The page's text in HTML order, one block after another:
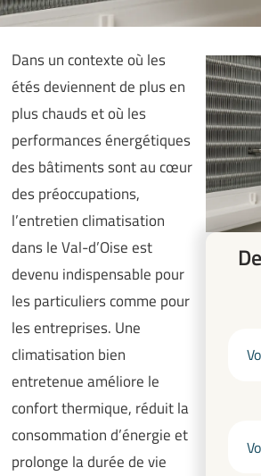
Dans un contexte où les
étés deviennent de plus en
plus chauds et où les
performances énergétiques
des bâtiments sont au cœur
des préoccupations,
l’entretien climatisation
dans le Val-d’Oise est
devenu indispensable pour
les particuliers comme pour
les entreprises. Une
climatisation bien
entretenue améliore le
confort thermique, réduit la
consommation d’énergie et
prolonge la durée de vie